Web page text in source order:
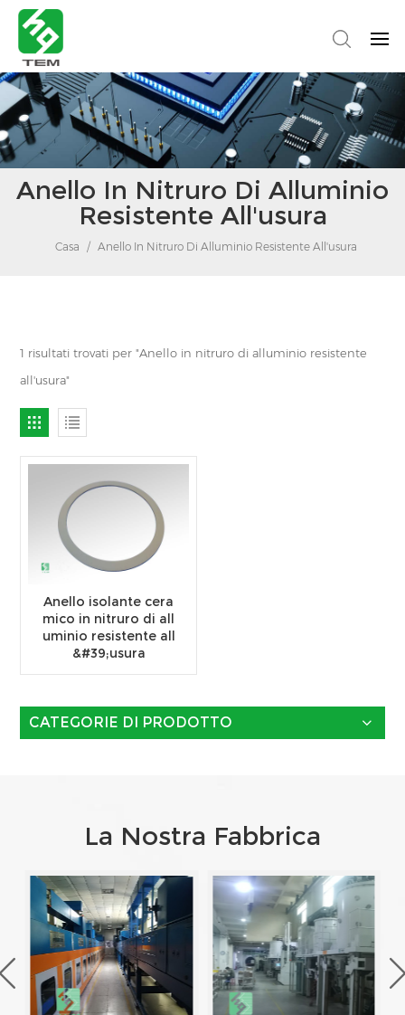
Anello In Nitruro Di Alluminio
Resistente All'usura
Casa / Anello In Nitruro Di Alluminio Resistente All'usura
1 risultati trovati per "Anello in nitruro di alluminio resistente
all'usura"
Anello isolante cera
mico in nitruro di all
uminio resistente all
&#39;usura
CATEGORIE DI PRODOTTO
La Nostra Fabbrica